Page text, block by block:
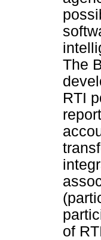
The
RTI
of